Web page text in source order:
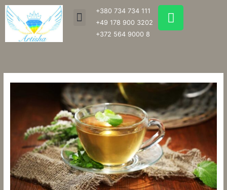
Перейти
содержимому
Menu
+380 734 734 111
+49 178 900 3202
+372 564 9000 8
W
h
a
p
p